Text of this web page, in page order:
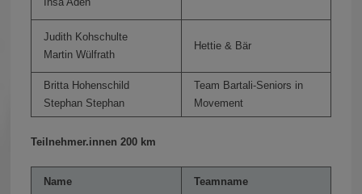
Judith Kohschulte
Martin Wülfrath
Hettie & Bär
Britta Hohenschild
Stephan Stephan
Team Bartali-Seniors in
Movement
Teilnehmer.innen 200 km
Name Teamname